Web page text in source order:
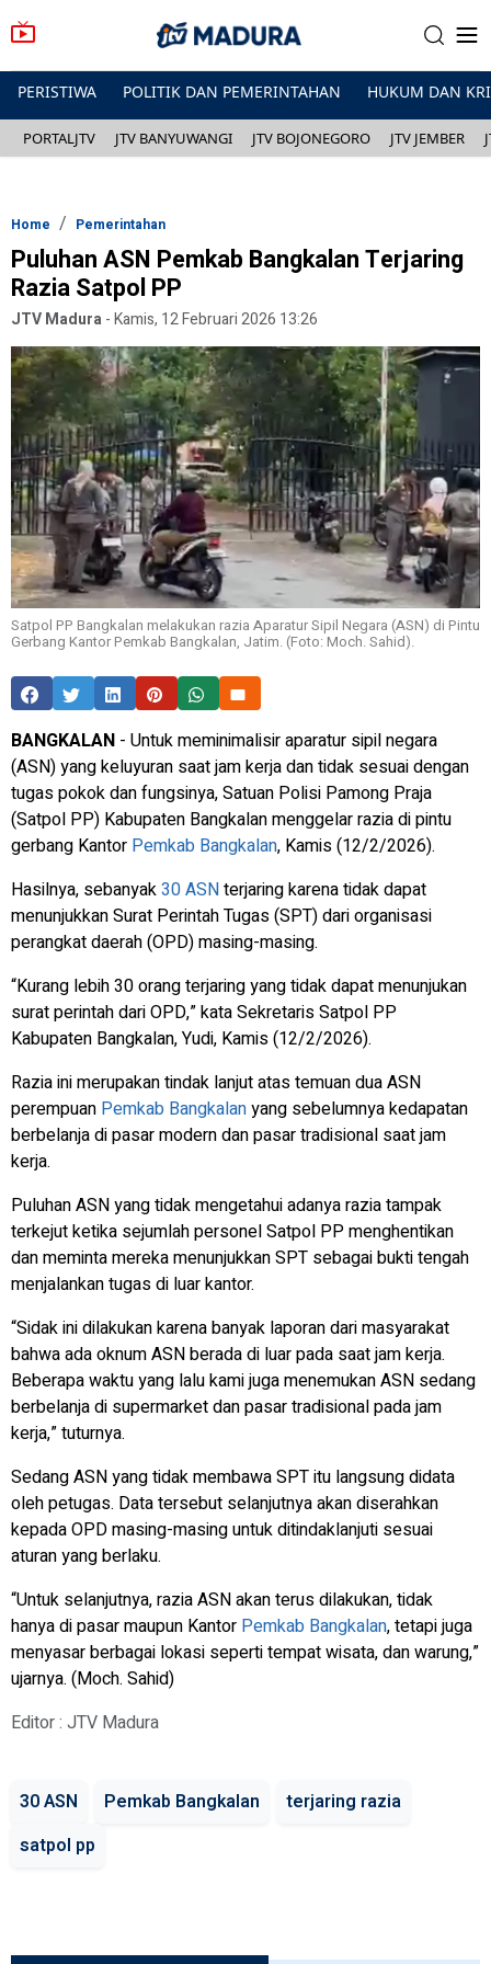
PERISTIWA POLITIK DAN PEMERINTAHAN HUKUM DAN
PORTALJTV JTV BANYUWANGI JTV BOJONEGORO JTV JEMBER
Home Pemerintahan
Puluhan ASN Pemkab Bangkalan Terjaring
Razia Satpol PP
JTV Madura-Kamis, 12 Februari 2026 13:26
Satpol PP Bangkalan melakukan razia Aparatur Sipil Negara (ASN) di Pintu
Gerbang Kantor Pemkab Bangkalan, Jatim. (Foto: Moch. Sahid).
BANGKALAN - Untuk meminimalisir aparatur sipil negara
(ASN) yang keluyuran saat jam kerja dan tidak sesuai dengan
tugas pokok dan fungsinya, Satuan Polisi Pamong Praja
(Satpol PP) Kabupaten Bangkalan menggelar razia di pintu
gerbang Kantor Pemkab Bangkalan, Kamis (12/2/2026).
Hasilnya, sebanyak30 ASNterjaring karena tidak dapat
menunjukkan Surat Perintah Tugas (SPT) dari organisasi
perangkat daerah (OPD) masing-masing.
“Kurang lebih 30 orang terjaring yang tidak dapat menunjukan
surat perintah dari OPD,” kata Sekretaris Satpol PP
Kabupaten Bangkalan, Yudi, Kamis (12/2/2026).
Razia ini merupakan tindak lanjut atas temuan dua ASN
perempuan Pemkab Bangkalanyang sebelumnya kedapatan
berbelanja di pasar modern dan pasar tradisional saat jam
kerja.
Puluhan ASN yang tidak mengetahui adanya razia tampak
terkejut ketika sejumlah personel Satpol PP menghentikan
dan meminta mereka menunjukkan SPT sebagai bukti tengah
menjalankan tugas di luar kantor.
“Sidak ini dilakukan karena banyak laporan dari masyarakat
bahwa ada oknum ASN berada di luar pada saat jam kerja.
Beberapa waktu yang lalu kami juga menemukan ASN sedang
berbelanja di supermarket dan pasar tradisional pada jam
kerja,” tuturnya.
Sedang ASN yang tidak membawa SPT itu langsung didata
oleh petugas. Data tersebut selanjutnya akan diserahkan
kepada OPD masing-masing untuk ditindaklanjuti sesuai
aturan yang berlaku.
“Untuk selanjutnya, razia ASN akan terus dilakukan, tidak
hanya di pasar maupun Kantor Pemkab Bangkalan, tetapi juga
menyasar berbagai lokasi seperti tempat wisata, dan warung,”
ujarnya. (Moch. Sahid)
Editor : JTV Madura
30 ASN Pemkab Bangkalan
terjaring razia
satpol pp